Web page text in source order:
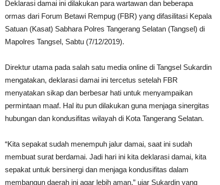
Deklarasi damai ini dilakukan para wartawan dan beberapa
ormas dari Forum Betawi Rempug (FBR) yang difasilitasi Kepala
Satuan (Kasat) Sabhara Polres Tangerang Selatan (Tangsel) di
Mapolres Tangsel, Sabtu (7/12/2019).
Direktur utama pada salah satu media online di Tangsel Sukardin
mengatakan, deklarasi damai ini tercetus setelah FBR
menyatakan sikap dan berbesar hati untuk menyampaikan
permintaan maaf. Hal itu pun dilakukan guna menjaga sinergitas
hubungan dan kondusifitas wilayah di Kota Tangerang Selatan.
“Kita sepakat sudah menempuh jalur damai, saat ini sudah
membuat surat berdamai. Jadi hari ini kita deklarasi damai, kita
sepakat untuk bersinergi dan menjaga kondusifitas dalam
membangun daerah ini agar lebih aman,” ujar Sukardin yang